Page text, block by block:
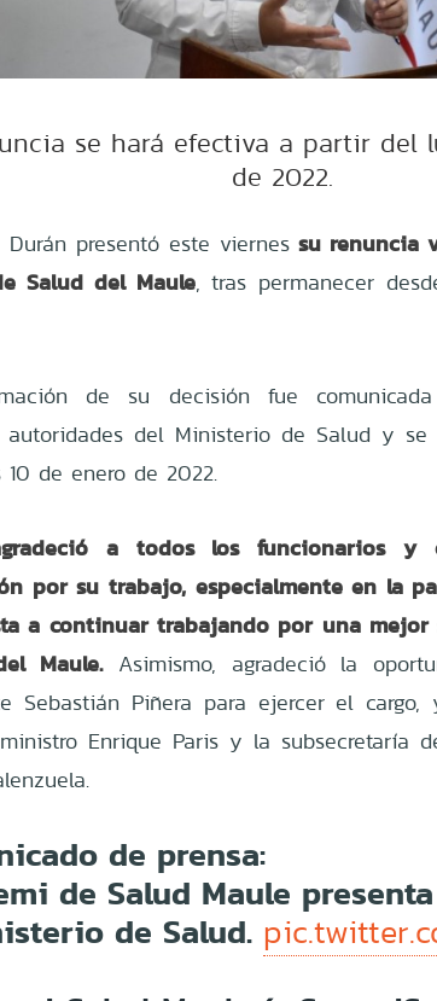
se hará efectiva a partir del
de 2022.
Durán presentó este viernessu renuncia
Salud del Maule, tras permanecer
de su decisión fue
autoridades del Ministerio de Salud y
de enero de 2022.
a todos los funcionarios y
por su trabajo, especialmente en la
a continuar trabajando por una mejor
Maule.Asimismo, agradeció la
Sebastián Piñera para ejercer el
Enrique Paris y la subsecretaría
de prensa:
de Salud Maule
de Salud.